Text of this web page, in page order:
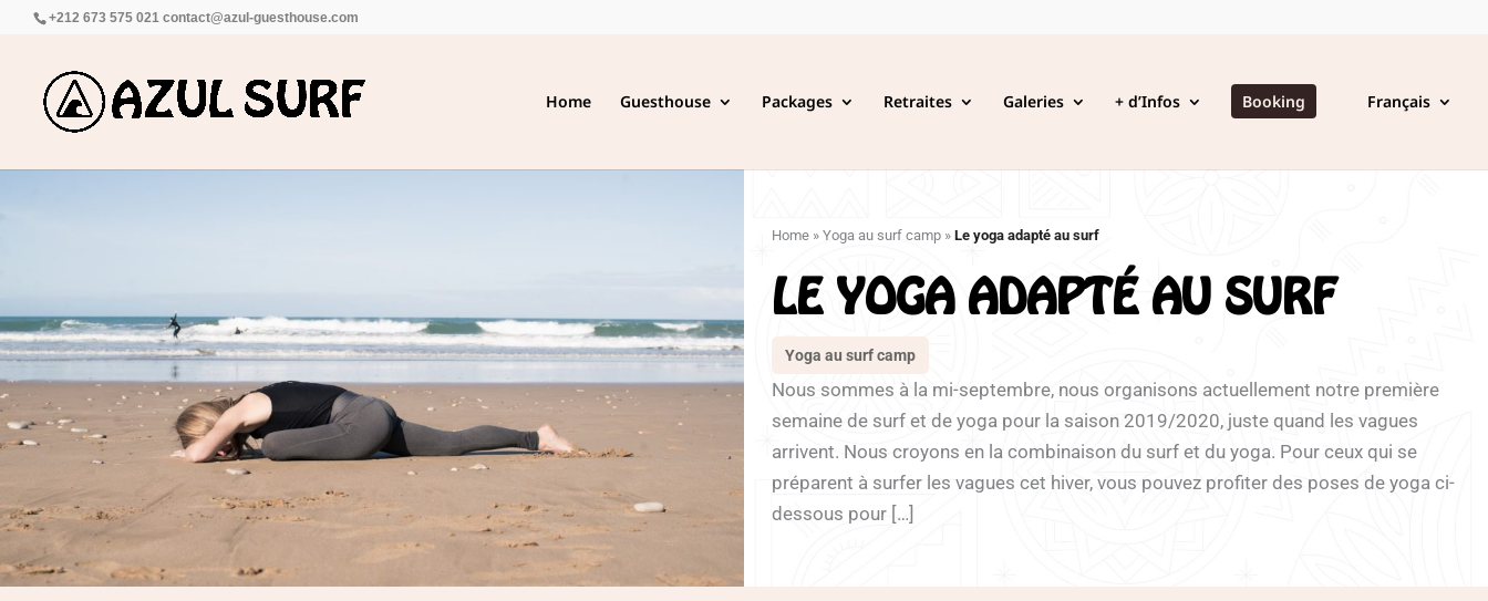
+212 673 575 021 contact@azul-guesthouse.com
Home Guesthouse Packages Retraites Galeries + d’Infos Booking Français
Home » Yoga au surf camp » Le yoga adapté au surf
LE YOGA ADAPTÉ AU SURF
Yoga au surf camp
Nous sommes à la mi-septembre, nous organisons actuellement notre première
semaine de surf et de yoga pour la saison 2019/2020, juste quand les vagues
arrivent. Nous croyons en la combinaison du surf et du yoga. Pour ceux qui se
préparent à surfer les vagues cet hiver, vous pouvez profiter des poses de yoga ci-
dessous pour […]